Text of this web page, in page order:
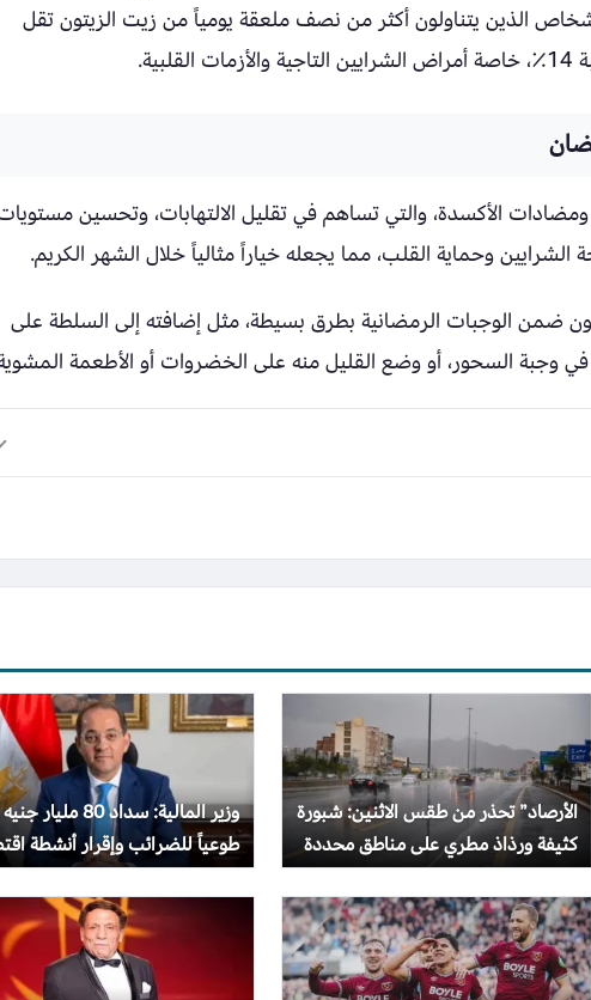
الذين يتناولون أكثر من نصف ملعقة يومياً من زيت الزيتون تقل
ومضادات الأكسدة، والتي تساهم في تقليل الالتهابات، وتحسين
وحماية القلب، مما يجعله خياراً مثالياً خلال الشهر الكريم.
ضمن الوجبات الرمضانية بطرق بسيطة، مثل إضافته إلى السلطة على
في وجبة السحور، أو وضع القليل منه على الخضروات أو الأطعمة
الأرصاد” تحذر من طقس الاثنين: شبورة
كثيفة ورذاذ مطري على مناطق محددة
وزير المالية: سداد 80 مليار جنيه
طوعياً للضرائب وإقرار أنشطة
بقيمة تريليون جنيه